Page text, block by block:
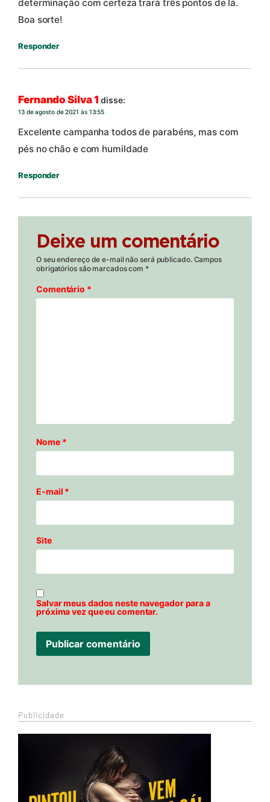
determinação com certeza trará três pontos de lá.
Boa sorte!
Responder
Fernando Silva 1 disse:
13 de agosto de 2021 às 13:55
Excelente campanha todos de parabéns, mas com
pés no chão e com humildade
Responder
Deixe um comentário
O seu endereço de e-mail não será publicado. Campos
obrigatórios são marcados com *
Comentário *
Nome *
E-mail *
Site
Salvar meus dados neste navegador para a
próxima vez que eu comentar.
Publicidade